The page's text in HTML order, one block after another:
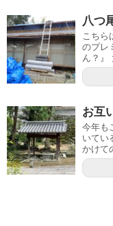
八つ
こちら
のプレ
ん？』
お互
今年も
いてい
かけて